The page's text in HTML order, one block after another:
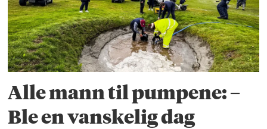
Alle mann til pumpene: –
Ble en vanskelig dag